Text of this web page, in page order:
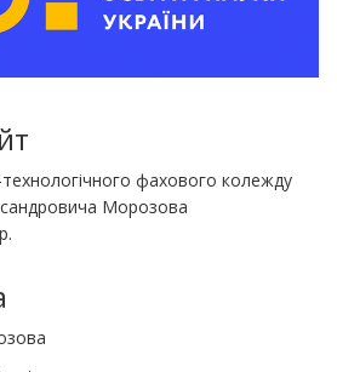
технологічного фахового колежду
Морозова